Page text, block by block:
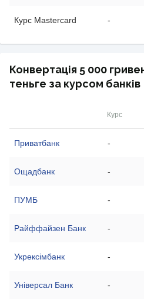
Курс Mastercard -
Конвертація 5 000
теньге за курсом банків
Курс
Приватбанк -
Ощадбанк -
ПУМБ -
Райффайзен Банк -
Укрексімбанк -
Універсал Банк -